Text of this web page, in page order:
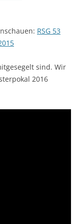
RSG 53
sind. Wir
2016